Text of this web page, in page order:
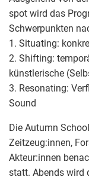
spot wird das
Schwerpunkten
1. Situating:
2. Shifting:
künstlerische
3. Resonating:
Sound
Die Autumn
Zeitzeug:innen,
Akteur:innen
statt. Abends wird